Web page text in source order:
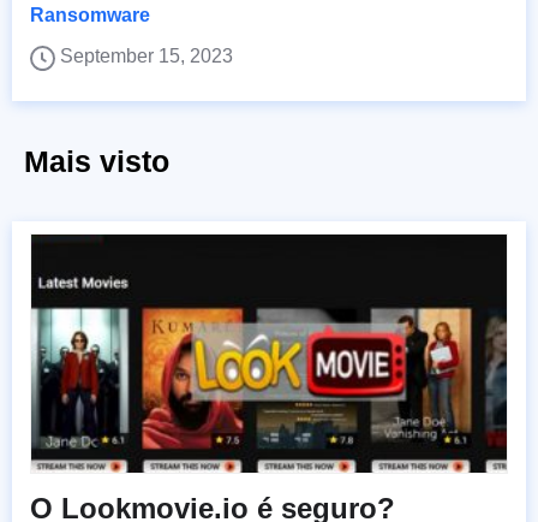
Ransomware
September 15, 2023
Mais visto
O Lookmovie.io é seguro?